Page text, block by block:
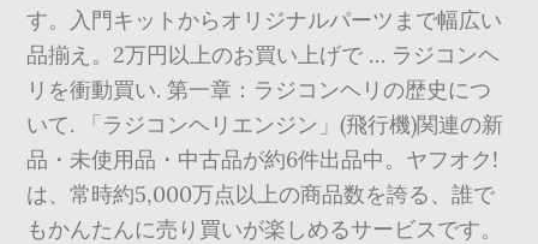
す。入門キットからオリジナルパーツまで幅広い
品揃え。2万円以上のお買い上げで … ラジコンヘ
リを衝動買い. 第一章：ラジコンヘリの歴史につ
いて. 「ラジコンヘリエンジン」(飛行機)関連の新
品・未使用品・中古品が約6件出品中。ヤフオク!
は、常時約5,000万点以上の商品数を誇る、誰で
もかんたんに売り買いが楽しめるサービスです。